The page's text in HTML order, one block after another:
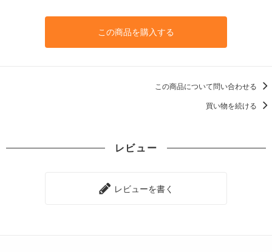
この商品を購入する
この商品について問い合わせる
買い物を続ける
レビュー
レビューを書く